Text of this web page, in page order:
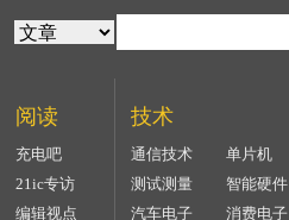
阅读
充电吧
21ic专访
编辑视点
技术
通信技术
单片机
测试测量
智能硬件
汽车电子
消费电子